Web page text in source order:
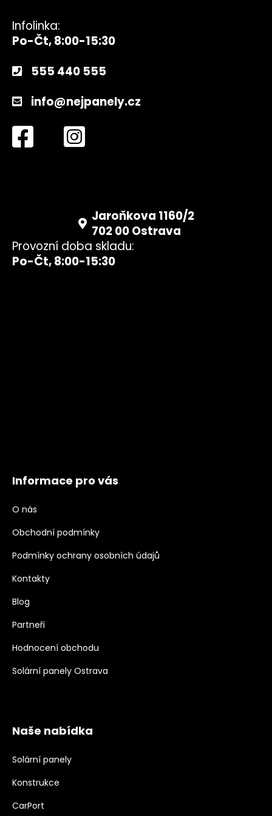
Infolinka:
Po-Čt, 8:00-15:30
555 440 555
info@nejpanely.cz
Jaroňkova 1160/2
702 00 Ostrava
Provozní doba skladu:
Po-Čt, 8:00-15:30
Informace pro vás
O nás
Obchodní podmínky
Podmínky ochrany osobních údajů
Kontakty
Blog
Partneři
Hodnocení obchodu
Solární panely Ostrava
Naše nabídka
Solární panely
Konstrukce
CarPort